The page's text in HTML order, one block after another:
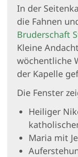
In der
die Fahnen
Bruderschaft
Kleine
wöchentliche
der Kapelle
Die Fenster
Heiliger
Maria mit